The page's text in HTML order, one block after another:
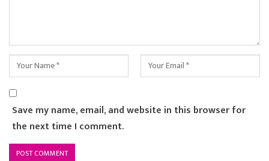
Save my name, email, and website in this browser for
the next time I comment.